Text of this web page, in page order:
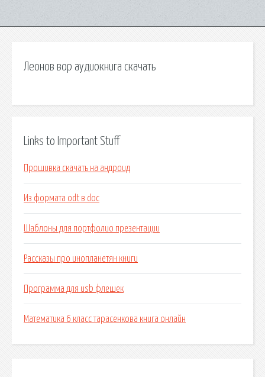
Леонов вор аудиокнига скачать
Links to Important Stuff
Прошивка скачать на андроид
Из формата odt в doc
Шаблоны для портфолио презентации
Рассказы про инопланетян книги
Программа для usb флешек
Математика 6 класс тарасенкова книга онлайн